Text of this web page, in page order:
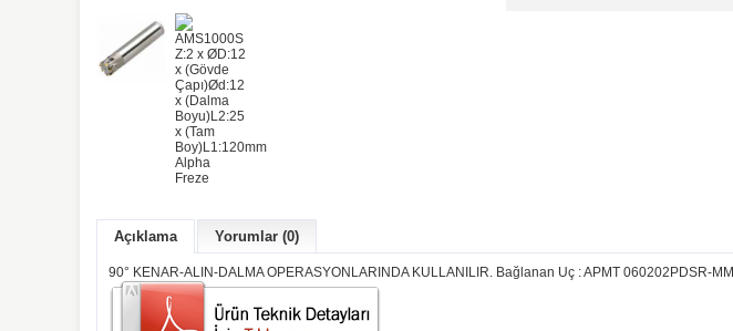
Açıklama Yorumlar (0)
90° KENAR-ALIN-DALMA OPERASYONLARINDA KULLANILIR. Bağlanan Uç : APMT 060202PDSR-MM